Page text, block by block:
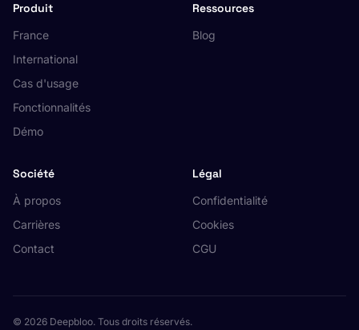
Produit
France
International
Cas d'usage
Fonctionnalités
Démo
Ressources
Blog
Société
À propos
Carrières
Contact
Légal
Confidentialité
Cookies
CGU
© 2026 Deepbloo. Tous droits réservés.